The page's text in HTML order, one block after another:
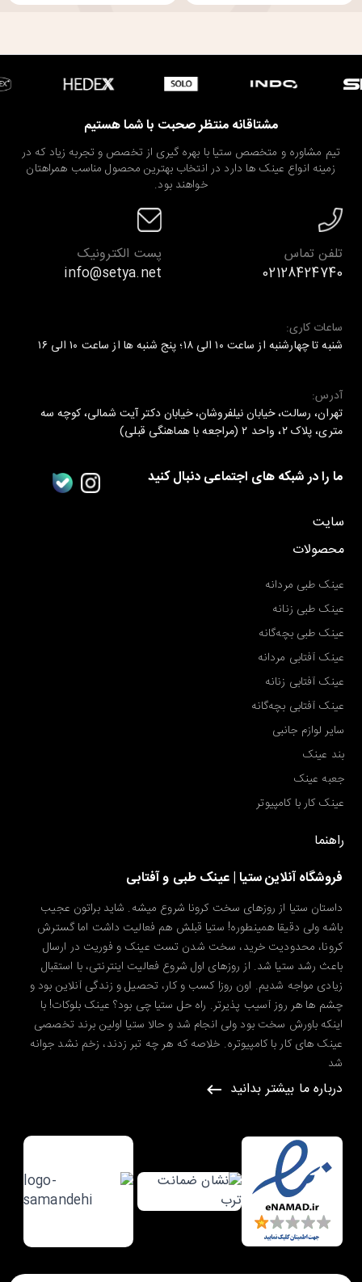
مشتاقانه منتظر صحبت با شما هستیم
تیم مشاوره و متخصص ستیا با بهره گیری از تخصص و تجربه زیاد که در
زمینه انواع عینک ها دارد در انتخاب بهترین محصول مناسب همراهتان
خواهند بود.
تلفن تماس
02128424740
پست الکترونیک
info@setya.net
ساعات کاری:
شنبه تا چهارشنبه از ساعت ۱۰ الی ۱۸؛ پنج شنبه ها از ساعت ۱۰ الی ۱۶
آدرس:
تهران، رسالت، خیابان نیلفروشان، خیابان دکتر آیت شمالی، کوچه سه
متری، پلاک ۲، واحد ۲ (مراجعه با هماهنگی قبلی)
ما را در شبکه های اجتماعی دنبال کنید
سایت
محصولات
عینک طبی مردانه
عینک طبی زنانه
عینک طبی بچه‌گانه
عینک آفتابی مردانه
عینک آفتابی زنانه
عینک آفتابی بچه‌گانه
سایر لوازم جانبی
بند عینک
جعبه عینک
عینک کار با کامپیوتر
راهنما
فروشگاه آنلاین ستیا | عینک طبی و آفتابی
داستان ستیا از روزهای سخت کرونا شروع میشه. شاید براتون عجیب
باشه ولی دقیقا همینطوره! ستیا قبلش هم فعالیت داشت اما گسترش
کرونا، محدودیت خرید، سخت شدن تست عینک و فوریت در ارسال
باعث رشد ستیا شد. از روزهای اول شروع فعالیت اینترنتی، با استقبال
زیادی مواجه شدیم. اون روزا کسب و کار، تحصیل و زندگی آنلاین بود و
چشم ها هر روز آسیب پذیرتر. راه حل ستیا چی بود؟ عینک بلوکات! با
اینکه باورش سخت بود ولی انجام شد و حالا ستیا اولین برند تخصصی
عینک های کار با کامپیوتره. خلاصه که هر چه تبر زدند، زخم نشد جوانه
شد
درباره ما بیشتر بدانید